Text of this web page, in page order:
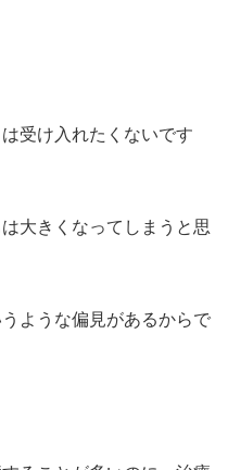
受け入れたくないです
大きくなってしまうと思
うような偏見があるからで